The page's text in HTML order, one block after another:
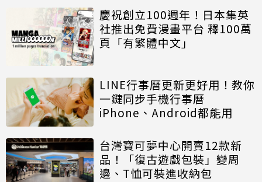
慶祝創立100週年！日本集英
社推出免費漫畫平台 釋100萬
頁「有繁體中文」
LINE行事曆更新更好用！教你
一鍵同步手機行事曆
iPhone、Android都能用
台灣寶可夢中心開賣12款新
品！「復古遊戲包裝」變周
邊、T恤可裝進收納包